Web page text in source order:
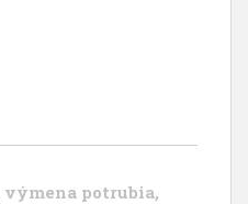
výmena potrubia,